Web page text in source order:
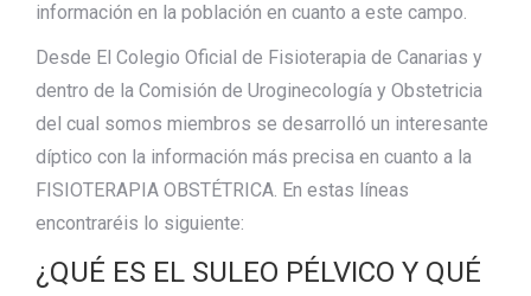
información en la población en cuanto a este campo.
Desde El Colegio Oficial de Fisioterapia de Canarias y
dentro de la Comisión de Uroginecología y Obstetricia
del cual somos miembros se desarrolló un interesante
díptico con la información más precisa en cuanto a la
FISIOTERAPIA OBSTÉTRICA. En estas líneas
encontraréis lo siguiente:
¿QUÉ ES EL SULEO PÉLVICO Y QUÉ